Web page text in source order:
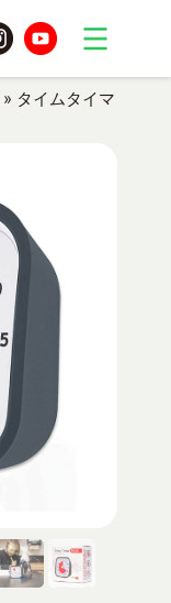
» タイムタイマ